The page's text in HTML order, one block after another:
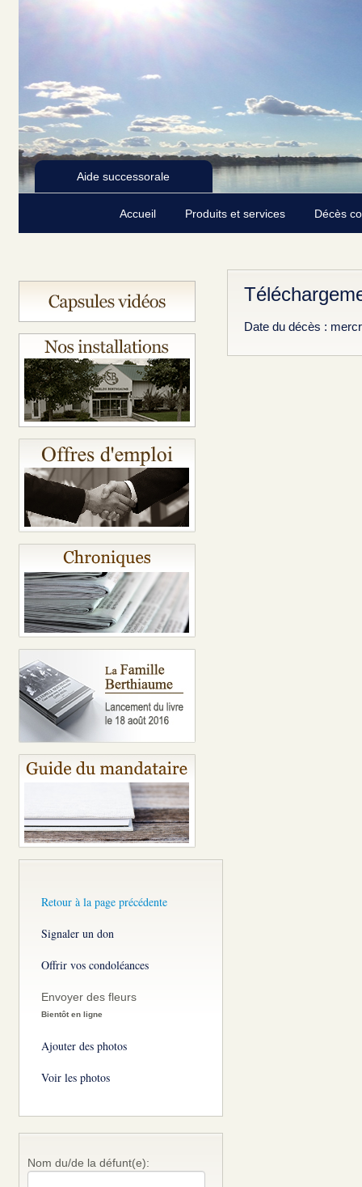
Aide successorale
Accueil Produits et services Décès
Retour à la page précédente
Signaler un don
Offrir vos condoléances
Envoyer des fleurs
Bientôt en ligne
Ajouter des photos
Voir les photos
Nom du/de la défunt(e):
Date du décès :